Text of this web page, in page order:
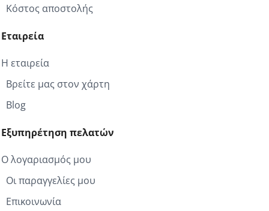
Κόστος αποστολής
Εταιρεία
Η εταιρεία
Βρείτε μας στον χάρτη
Blog
Εξυπηρέτηση πελατών
Ο λογαριασμός μου
Οι παραγγελίες μου
Επικοινωνία